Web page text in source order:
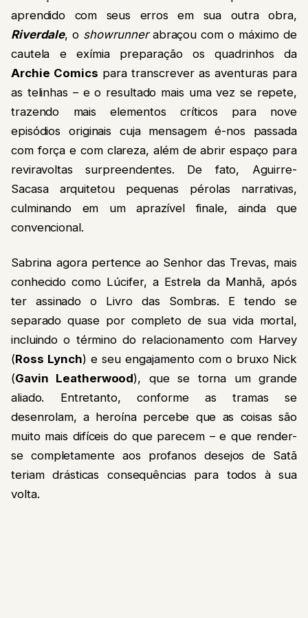
aprendido com seus erros em sua outra obra,
Riverdale, o showrunnerabraçou com o máximo de
cautela e exímia preparação os quadrinhos da
Archie Comics para transcrever as aventuras para
as telinhas – e o resultado mais uma vez se repete,
trazendo mais elementos críticos para nove
episódios originais cuja mensagem é-nos passada
com força e com clareza, além de abrir espaço para
reviravoltas surpreendentes. De fato, Aguirre-
Sacasa arquitetou pequenas pérolas narrativas,
culminando em um aprazível finale, ainda que
convencional.
Sabrina agora pertence ao Senhor das Trevas, mais
conhecido como Lúcifer, a Estrela da Manhã, após
ter assinado o Livro das Sombras. E tendo se
separado quase por completo de sua vida mortal,
incluindo o término do relacionamento com Harvey
(Ross Lynch) e seu engajamento com o bruxo Nick
(Gavin Leatherwood), que se torna um grande
aliado. Entretanto, conforme as tramas se
desenrolam, a heroína percebe que as coisas são
muito mais difíceis do que parecem – e que render-
se completamente aos profanos desejos de Satã
teriam drásticas consequências para todos à sua
volta.